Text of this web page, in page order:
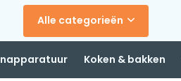
Alle categorieën
Koken & bakken